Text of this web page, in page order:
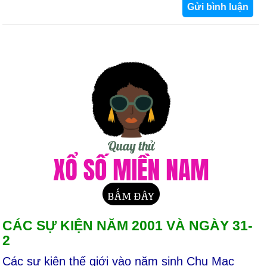
CÁC SỰ KIỆN NĂM 2001 VÀ NGÀY 31-
2
Các sự kiện thế giới vào năm sinh Chu Mạc